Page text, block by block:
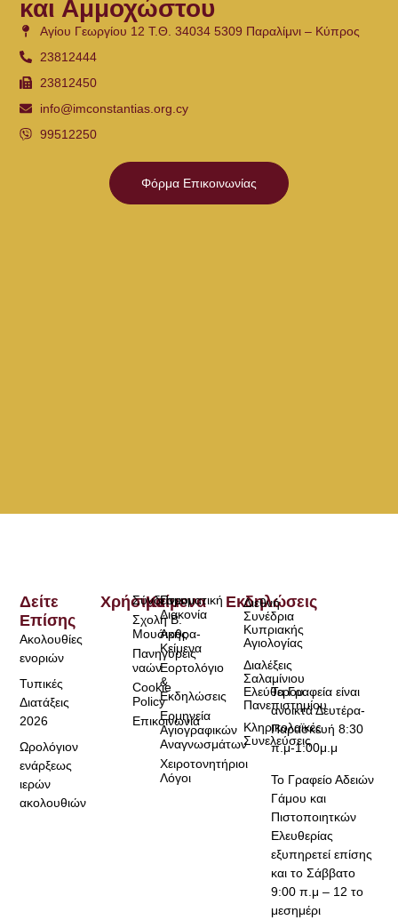
και Αμμοχώστου
Αγίου Γεωργίου 12 Τ.Θ. 34034 5309 Παραλίμνι – Κύπρος
23812444
23812450
info@imconstantias.org.cy
99512250
Φόρμα Επικοινωνίας
Τα Γραφεία είναι
ανοικτά Δευτέρα-
Παρασκευή 8:30
π.μ-1:00μ.μ
Το Γραφείο Αδειών
Γάμου και
Πιστοποιητκών
Ελευθερίας
εξυπηρετεί επίσης
και το Σάββατο
9:00 π.μ – 12 το
μεσημέρι
Χρήσιμα
Σύνδεσμοι
Σχολή Β.
Μουσικής
Πανηγύρεις
ναών
Cookie
Policy
Επικοινωνία
Κείμενα
Πνευματική
Διακονία
Άρθρα-
Κείμενα
Εορτολόγιο
&
Εκδηλώσεις
Ερμηνεία
Αγιογραφικών
Αναγνωσμάτων
Χειροτονητήριοι
Λόγοι
Δείτε
Επίσης
Ακολουθίες
ενοριών
Τυπικές
Διατάξεις
2026
Ωρολόγιον
ενάρξεως
ιερών
ακολουθιών
Εκδηλώσεις
Διεθνή
Συνέδρια
Κυπριακής
Αγιολογίας
Διαλέξεις
Σαλαμίνιου
Ελεύθερου
Πανεπιστημίου
Κληρικολαϊκές
Συνελεύσεις